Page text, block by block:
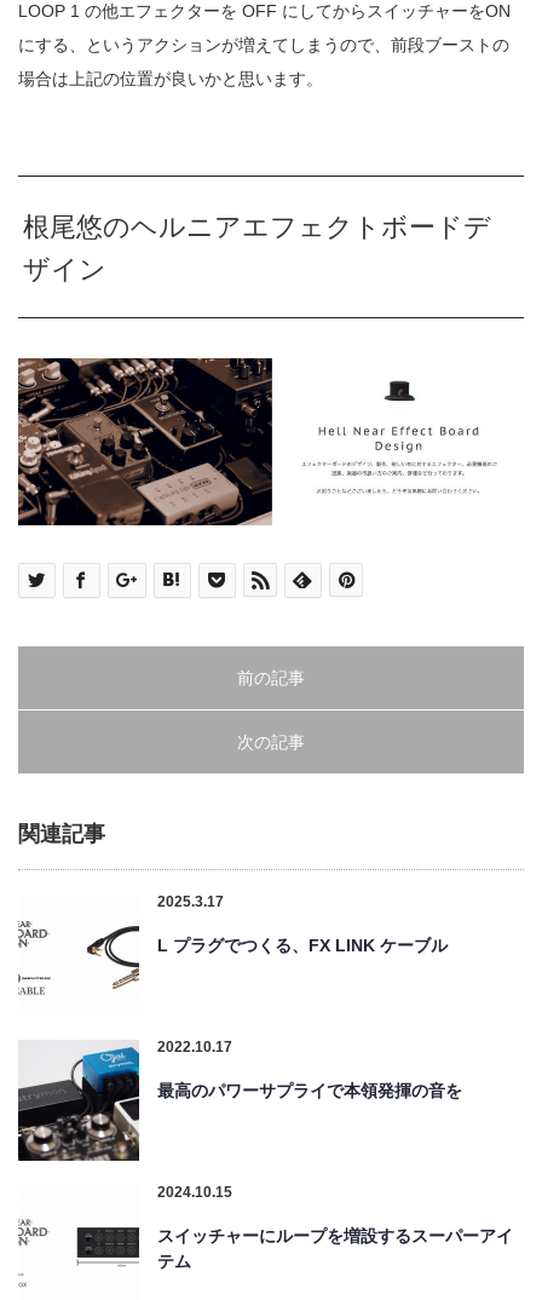
LOOP 1 の他エフェクターを OFF にしてからスイッチャーをON
にする、というアクションが増えてしまうので、前段ブーストの
場合は上記の位置が良いかと思います。
根尾悠のヘルニアエフェクトボードデ
ザイン
前の記事
次の記事
関連記事
2025.3.17
L プラグでつくる、FX LINK ケーブル
2022.10.17
最高のパワーサプライで本領発揮の音を
2024.10.15
スイッチャーにループを増設するスーパーアイ
テム